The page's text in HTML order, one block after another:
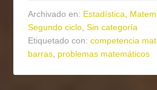
Archivado en: Estadística,
Segundo ciclo,Sin categoría
Etiquetado con:competencia
barras, problemas matemáticos